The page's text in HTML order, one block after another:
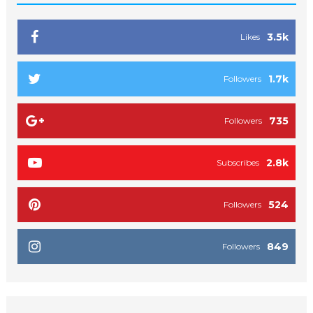
3.5k
Likes
1.7k
Followers
735
Followers
2.8k
Subscribes
524
Followers
849
Followers